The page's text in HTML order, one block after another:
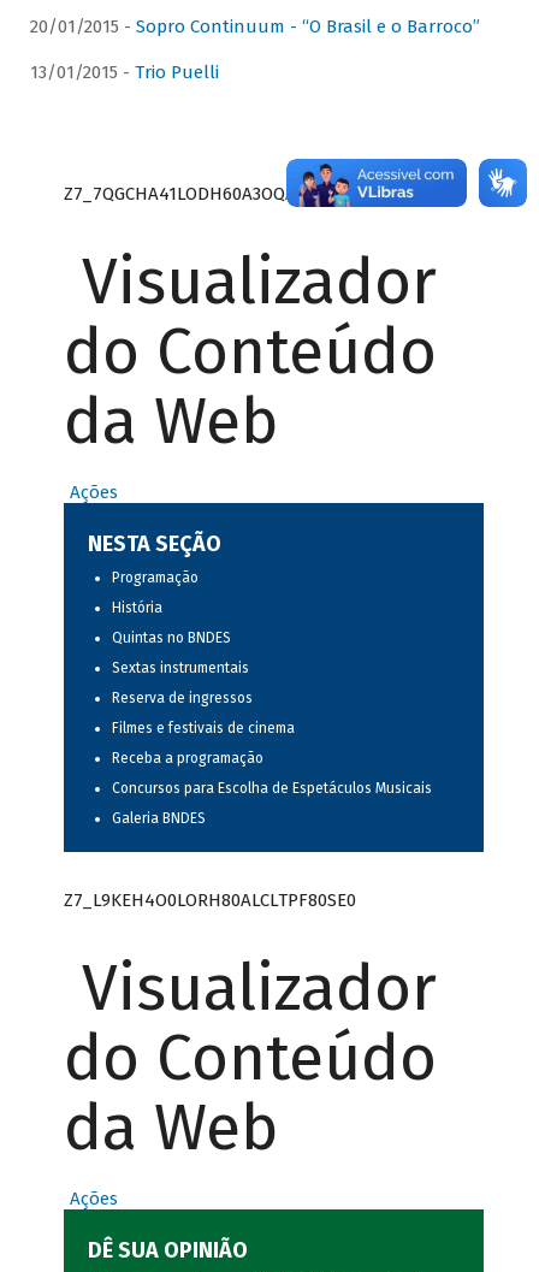
20/01/2015 - Sopro Continuum - “O Brasil e o Barroco”
13/01/2015 - Trio Puelli
Z7_7QGCHA41LODH60A3OQA8RN1415
Visualizador
do Conteúdo
da Web
Ações
NESTA SEÇÃO
Programação
História
Quintas no BNDES
Sextas instrumentais
Reserva de ingressos
Filmes e festivais de cinema
Receba a programação
Concursos para Escolha de Espetáculos Musicais
Galeria BNDES
Z7_L9KEH4O0LORH80ALCLTPF80SE0
Visualizador
do Conteúdo
da Web
Ações
DÊ SUA OPINIÃO